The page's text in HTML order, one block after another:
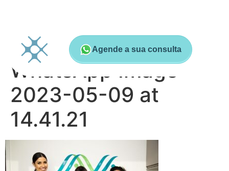
Agende a sua consulta
WhatsApp Image
2023-05-09 at
14.41.21